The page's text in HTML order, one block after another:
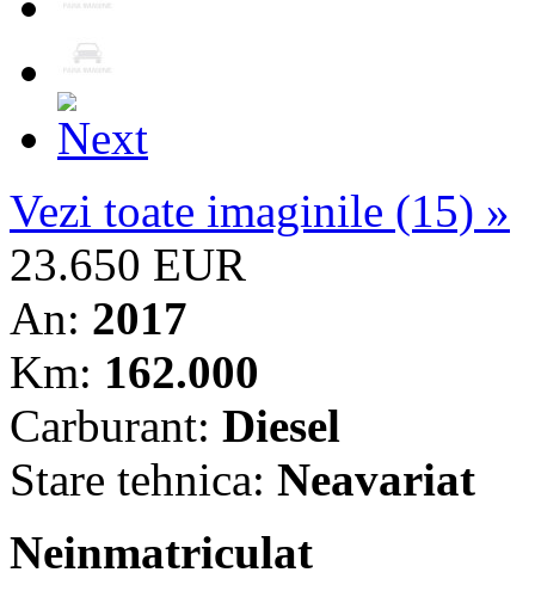
Vezi toate imaginile (15) »
23.650 EUR
An: 2017
Km: 162.000
Carburant: Diesel
Stare tehnica: Neavariat
Neinmatriculat